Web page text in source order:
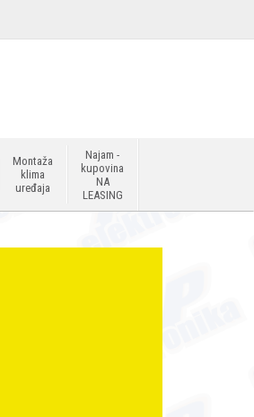
Montaža
klima
uređaja
Najam -
kupovina
NA
LEASING